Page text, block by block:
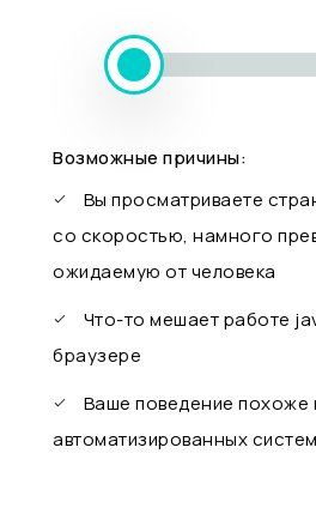
Возможные причины:
Вы просматриваете
со скоростью, намного
ожидаемую от человека
Что-то мешает работе
браузере
Ваше поведение похоже
автоматизированных систем